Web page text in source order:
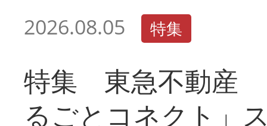
2026.08.05 特集
特集 東急不動産
るごとコネクト」